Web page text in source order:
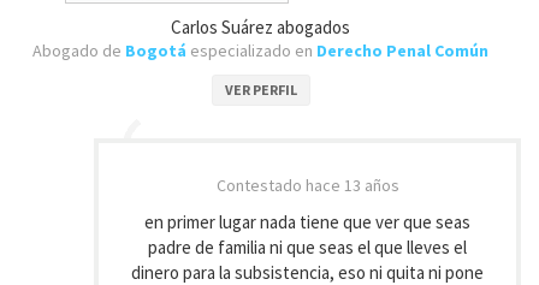
Carlos Suárez abogados
Abogado de Bogotá especializado en Derecho Penal Común
VER PERFIL
Contestado hace 13 años
en primer lugar nada tiene que ver que seas
padre de familia ni que seas el que lleves el
dinero para la subsistencia, eso ni quita ni pone